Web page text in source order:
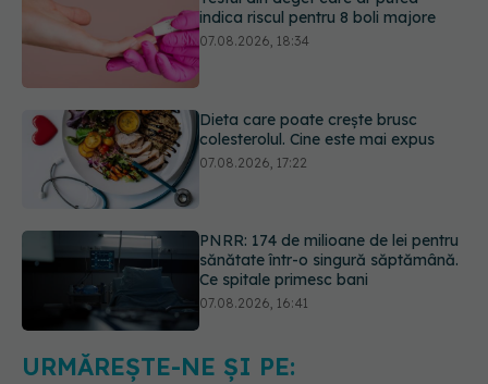
Dieta care poate crește brusc
colesterolul. Cine este mai expus
PNRR: 174 de milioane de lei pentru
sănătate într-o singură săptămână.
Ce spune culoarea ta preferată
despre vârsta pe care o ai. Care
este "codul cromatic" al generațiilor
URMĂREȘTE-NE ȘI PE: